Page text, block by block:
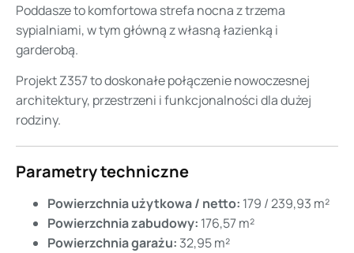
Poddasze to komfortowa strefa nocna z trzema
sypialniami, w tym główną z własną łazienką i
garderobą.
Projekt Z357 to doskonałe połączenie nowoczesnej
architektury, przestrzeni i funkcjonalności dla dużej
rodziny.
Parametry techniczne
Powierzchnia użytkowa / netto: 179 / 239,93 m²
Powierzchnia zabudowy: 176,57 m²
Powierzchnia garażu: 32,95 m²